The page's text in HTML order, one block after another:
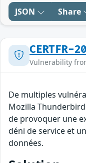
JSON Share
CERTFR-
Vulnerability
De multiples
Mozilla
de provoquer une
déni de service et
données.